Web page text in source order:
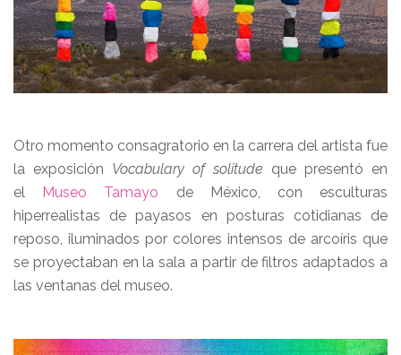
Otro momento consagratorio en la carrera del artista fue
la exposición Vocabulary of solitude que presentó en
el Museo Tamayo de México, con esculturas
hiperrealistas de payasos en posturas cotidianas de
reposo, iluminados por colores intensos de arcoíris que
se proyectaban en la sala a partir de filtros adaptados a
las ventanas del museo.